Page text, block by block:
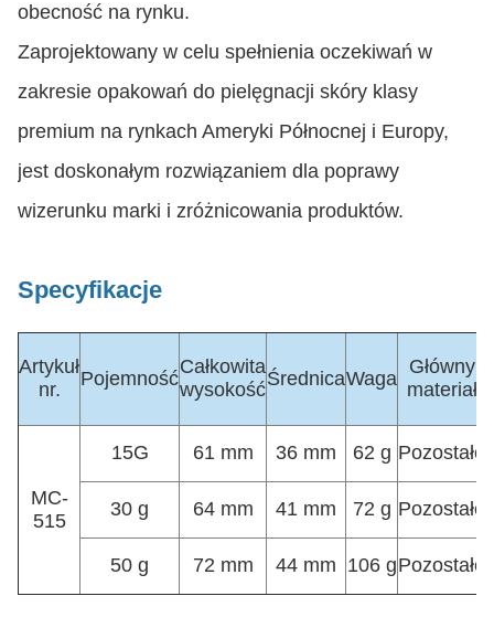
obecność na rynku.
Zaprojektowany w celu spełnienia oczekiwań w
zakresie opakowań do pielęgnacji skóry klasy
premium na rynkach Ameryki Północnej i Europy,
jest doskonałym rozwiązaniem dla poprawy
wizerunku marki i zróżnicowania produktów.
Specyfikacje
Artykuł
nr.
Pojemność
Całkowita
wysokośćŚrednicaWaga
Główny
materiał
MC-
515
15G 61 mm 36 mm 62 g Pozostałe
30 g 64 mm 41 mm 72 g Pozostałe
50 g 72 mm 44 mm 106 gPozostałe